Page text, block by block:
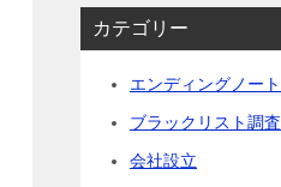
カテゴリー
エンディングノート
ブラックリスト調査
会社設立